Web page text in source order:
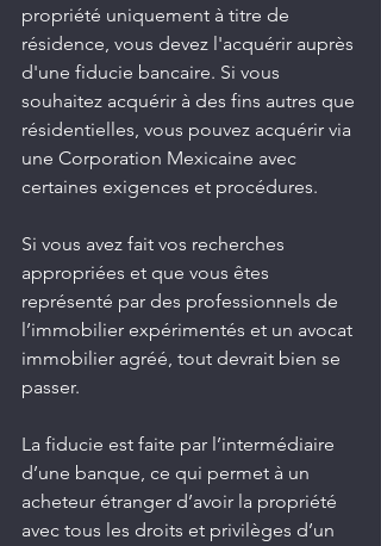
propriété uniquement à titre de
résidence, vous devez l'acquérir auprès
d'une fiducie bancaire. Si vous
souhaitez acquérir à des fins autres que
résidentielles, vous pouvez acquérir via
une Corporation Mexicaine avec
certaines exigences et procédures.
Si vous avez fait vos recherches
appropriées et que vous êtes
représenté par des professionnels de
l’immobilier expérimentés et un avocat
immobilier agréé, tout devrait bien se
passer.
La fiducie est faite par l’intermédiaire
d’une banque, ce qui permet à un
acheteur étranger d’avoir la propriété
avec tous les droits et privilèges d’un